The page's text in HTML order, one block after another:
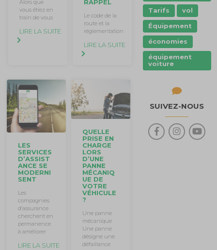
Alors que
vous étiez en
train de vous
LIRE LA SUITE
RAPPEL
Le code de la
route et la
réglementation
LIRE LA SUITE
LES
SERVICES
D’ASSIST
ANCE SE
MODERNI
SENT
Les
compagnies
d’assurance
cherchent en
permanence
à améliorer
LIRE LA SUITE
QUELLE
PRISE EN
CHARGE
LORS
D’UNE
PANNE
MÉCANIQ
UE DE
VOTRE
VÉHICULE
?
Une panne
mécanique
Une panne
désigne une
défaillance
Tarifs
vol
Équipement
économies
équipement
voiture
SUIVEZ-NOUS